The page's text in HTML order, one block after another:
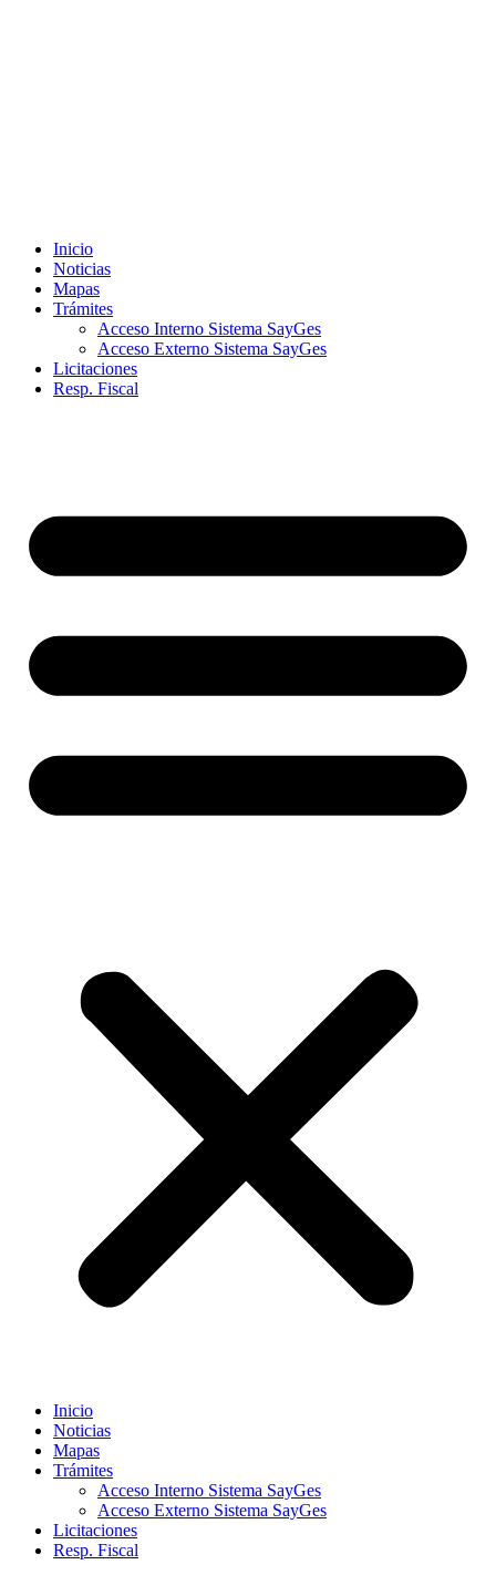
Inicio
Noticias
Mapas
Trámites
Acceso Interno Sistema SayGes
Acceso Externo Sistema SayGes
Licitaciones
Resp. Fiscal
Inicio
Noticias
Mapas
Trámites
Acceso Interno Sistema SayGes
Acceso Externo Sistema SayGes
Licitaciones
Resp. Fiscal